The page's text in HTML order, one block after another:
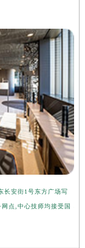
长安街1号东方广场写
点,中心技师均接受国